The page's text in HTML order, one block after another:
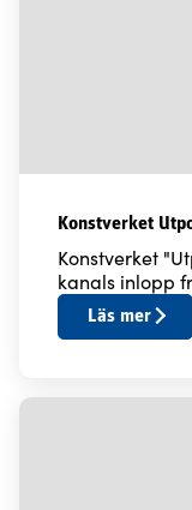
Konstverket
Konstverket
kanals inlopp
Läs mer